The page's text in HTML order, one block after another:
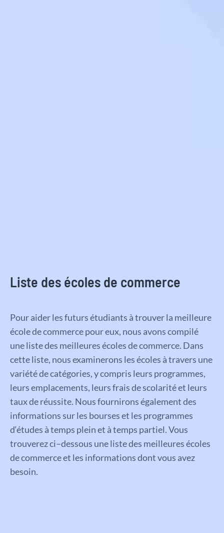
Liste des écoles de commerce
Pouraiderlesfutursétudiants àtrouverla meilleure
écoledecommercepoureux, nous avonscompilé
unelistedes meilleuresécolesdecommerce. Dans
cetteliste, nousexaminerons lesécoles àtravers une
variétédecatégories,ycompris leurs programmes,
leursemplacements, leursfraisdescolaritéet leurs
tauxderéussite. Nousfournironségalementdes
informationssurles bourseset les programmes
d‘études àtemps pleinet àtemps partiel.Vous
trouverezci–dessous unelistedes meilleuresécoles
decommerceet les informationsdontvous avez
besoin.